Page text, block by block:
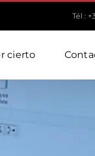
Tél :
cierto